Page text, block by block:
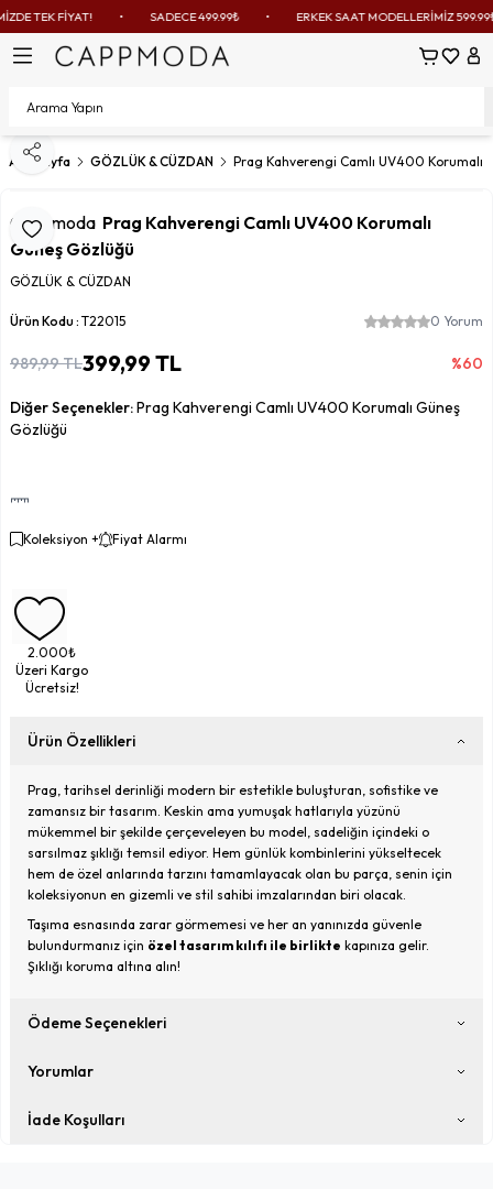
TEK FİYAT! SADECE 499.99₺ ERKEK SAAT MODELLERİMİZ 599.99₺
Sepetim
Ana Sayfa GÖZLÜK & CÜZDAN Prag Kahverengi Camlı UV400 Korumalı
Favoriye Ekle
Paylaş
Cappmoda Prag Kahverengi Camlı UV400 Korumalı
Güneş Gözlüğü
GÖZLÜK & CÜZDAN
Ürün Kodu : T22015 0 Yorum
989,99TL399,99 TL %60
Diğer Seçenekler:Prag Kahverengi Camlı UV400 Korumalı Güneş
Gözlüğü
Koleksiyon + Fiyat Alarmı
2.000₺
Üzeri Kargo
Ücretsiz!
Ürün Özellikleri
Prag, tarihsel derinliği modern bir estetikle buluşturan, sofistike ve
zamansız bir tasarım. Keskin ama yumuşak hatlarıyla yüzünü
mükemmel bir şekilde çerçeveleyen bu model, sadeliğin içindeki o
sarsılmaz şıklığı temsil ediyor. Hem günlük kombinlerini yükseltecek
hem de özel anlarında tarzını tamamlayacak olan bu parça, senin için
koleksiyonun en gizemli ve stil sahibi imzalarından biri olacak.
Taşıma esnasında zarar görmemesi ve her an yanınızda güvenle
bulundurmanız için özel tasarım kılıfı ile birlikte kapınıza gelir.
Şıklığı koruma altına alın!
Ödeme Seçenekleri
Yorumlar
İade Koşulları